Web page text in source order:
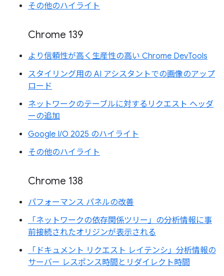
その他のハイライト
Chrome 139
より信頼性が高く生産性の高い Chrome DevTools
スタイリング用の AI アシスタントでの画像のアップ
ロード
ネットワークのテーブルに対するリクエスト ヘッダ
ーの追加
Google I/O 2025 のハイライト
その他のハイライト
Chrome 138
パフォーマンス パネルの改善
「ネットワークの依存関係ツリー」の分析情報に事
前接続されたオリジンが表示される
「ドキュメント リクエスト レイテンシ」分析情報の
サーバー レスポンス時間とリダイレクト時間